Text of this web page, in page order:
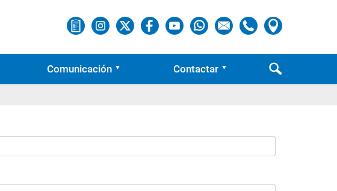
Comunicación Contactar